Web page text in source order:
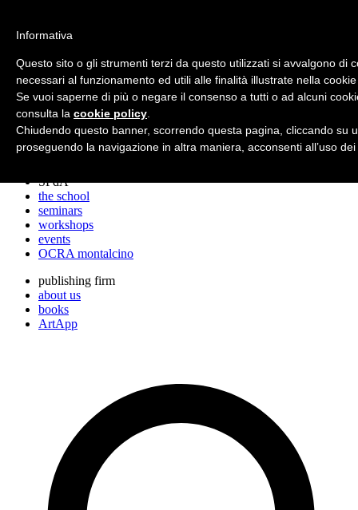
archos
the studio
projects
lectures
press cuttings
SPdA
the school
seminars
workshops
events
OCRA montalcino
publishing firm
about us
books
ArtApp
Informativa
Questo sito o gli strumenti terzi da questo utilizzati si avvalgono di
necessari al funzionamento ed utili alle finalità illustrate nella
Se vuoi saperne di più o negare il consenso a tutti o ad alcuni
consulta la cookie policy
Chiudendo questo banner, scorrendo questa pagina, cliccando su
proseguendo la navigazione in altra maniera, acconsenti all’uso